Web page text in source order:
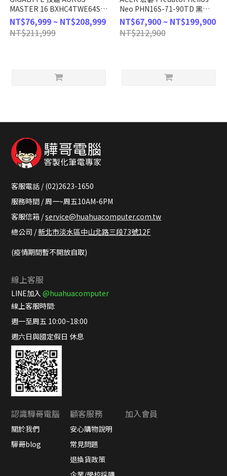
MASTER 16 BXHC4TWE64SH
(Intel Core Ultra 9
275HX/RTX5070Ti/240Hz/32G/1TB
SSD/Win11
NT$76,999 ~ NT$208,999
NT$211,999
Neo PHN16S-71-90TD 黑
(Intel Core Ultra 9
275HX/32G/RTX
5070Ti/1TB/W11/WQXGA/
NT$67,900 ~ NT$199,900
NT$212,900
客服電話 / (02)2623-1650
服務時間 / 周一~周五10AM-6PM
客服信箱 /service@huahuacomputer.com.tw
總公司 /新北市淡水區中山北路三段73號12F
(疫情期間暫不開放自取)
線上客服
LINE加入@huahuacomputer
線上客服時間:
週一至周五 10:00~18:00
週六日與國定假日 休息
認識驊哥電腦
關於我們
驊哥blog
顧客服務
安心購物說明
常見問題
退換貨政策
加入會員